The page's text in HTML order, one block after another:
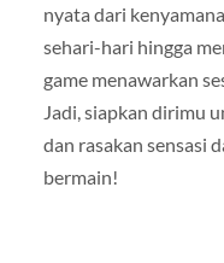
nyata dari
sehari-hari hingga
game menawarkan
Jadi, siapkan dirimu
dan rasakan sensasi
bermain!